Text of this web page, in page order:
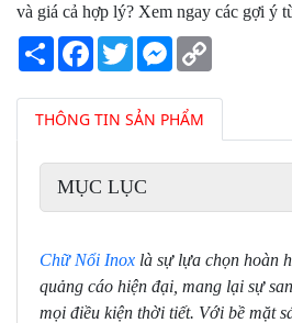
và giá cả hợp lý? Xem ngay các gợi ý
Share Facebook
TwitterMessenger
THÔNG TIN SẢN PHẨM
MỤC LỤC
Chữ Nổi Inox là sự lựa chọn hoàn
quảng cáo hiện đại, mang lại sự
mọi điều kiện thời tiết. Với bề mặt